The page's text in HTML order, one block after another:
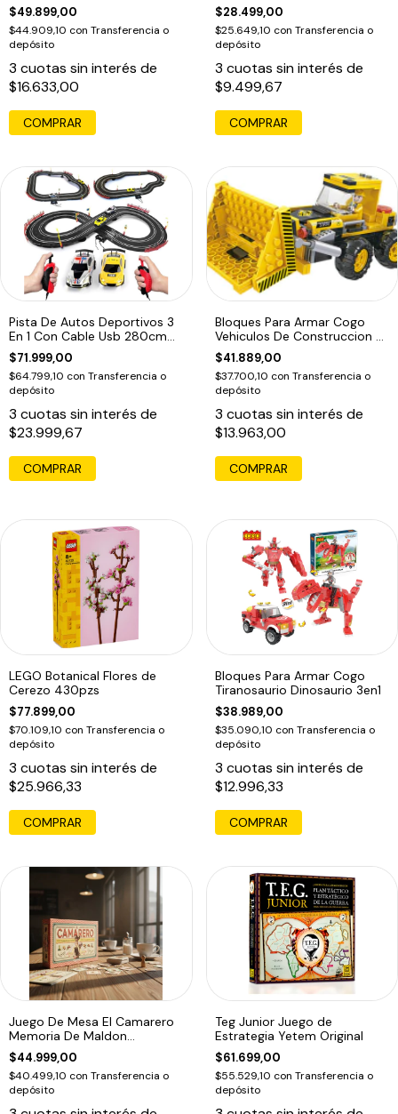
Bloques
$49.899,00
$44.909,10 con Transferencia o
depósito
3 cuotas sin interés de
$16.633,00
COMPRAR
$28.499,00
$25.649,10 con Transferencia o
depósito
3 cuotas sin interés de
$9.499,67
COMPRAR
Pista De Autos Deportivos 3
En 1 Con Cable Usb 280cm
Color Multicolor
$71.999,00
$64.799,10 con Transferencia o
depósito
3 cuotas sin interés de
$23.999,67
Bloques Para Armar Cogo
Vehiculos De Construccion 3
En 1 220 3029
$41.889,00
$37.700,10 con Transferencia o
depósito
3 cuotas sin interés de
$13.963,00
LEGO Botanical Flores de
Cerezo 430pzs
$77.899,00
$70.109,10 con Transferencia o
depósito
3 cuotas sin interés de
$25.966,33
COMPRAR
Bloques Para Armar Cogo
Tiranosaurio Dinosaurio 3en1
$38.989,00
$35.090,10 con Transferencia o
depósito
3 cuotas sin interés de
$12.996,33
COMPRAR
Juego De Mesa El Camarero
Memoria De Maldon
Educando
$44.999,00
$40.499,10 con Transferencia o
depósito
Teg Junior Juego de
Estrategia Yetem Original
$61.699,00
$55.529,10 con Transferencia o
depósito